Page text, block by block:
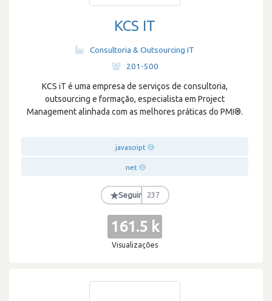
KCS IT
Consultoria & Outsourcing IT
201-500
KCS iT é uma empresa de serviços de consultoria,
outsourcing e formação, especialista em Project
Management alinhada com as melhores práticas do PMI®.
javascript
.net
★Seguir 237
161.5 k
Visualizações